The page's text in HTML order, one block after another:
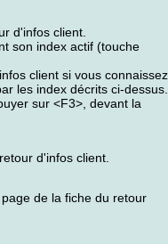
d'infos client.
son index actif (touche
client si vous connaissez
les index décrits ci-dessus.
sur <F3>, devant la
d'infos client.
de la fiche du retour